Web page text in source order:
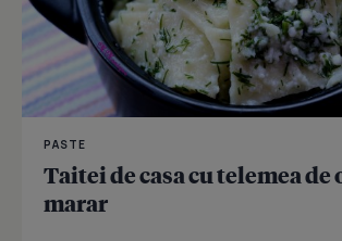
PASTE
Taitei de casa cu telemea de
marar